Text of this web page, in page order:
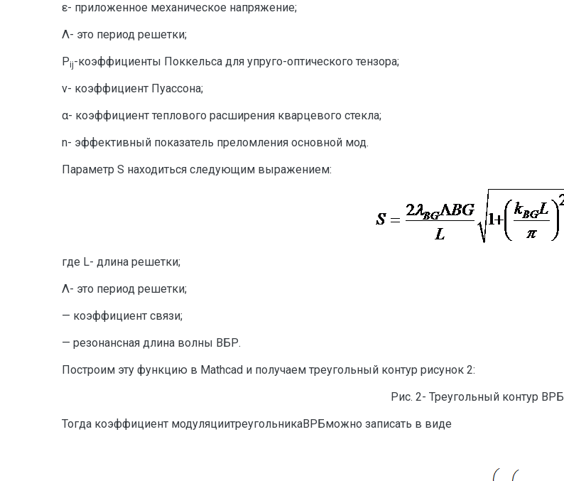
ε- приложенное механическое напряжение;
Λ- это период решетки;
Pij-коэффициенты Поккельса для упруго-оптического тензора;
ν- коэффициент Пуассона;
α- коэффициент теплового расширения кварцевого стекла;
n- эффективный показатель преломления основной мод.
Параметр S находиться следующим выражением:
где L- длина решетки;
Λ- это период решетки;
— коэффициент связи;
— резонансная длина волны ВБР.
Построим эту функцию в Mathcad и получаем треугольный контур рисунок 2:
Рис. 2- Треугольный контур ВРБ
Тогда коэффициент модуляциитреугольникаВРБможно записать в виде